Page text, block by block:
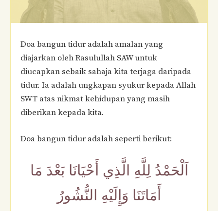
Doa bangun tidur adalah amalan yang
diajarkan oleh Rasulullah SAW untuk
diucapkan sebaik sahaja kita terjaga daripada
tidur. Ia adalah ungkapan syukur kepada Allah
SWT atas nikmat kehidupan yang masih
diberikan kepada kita.
Doa bangun tidur adalah seperti berikut:
اَلْحَمْدُ لِلَّهِ الَّذِي أَحْيَانَا بَعْدَ مَا
أَمَاتَنَا وَإِلَيْهِ النُّشُورُ